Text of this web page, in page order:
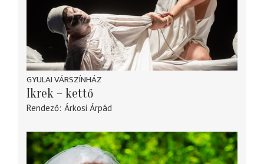
GYULAI VÁRSZÍNHÁZ
Ikrek – kettő
Rendező Árkosi Árpád